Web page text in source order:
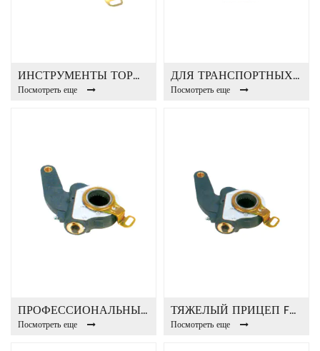
ИНСТРУМЕНТЫ ТОРМОЗА FA23001 РЕГУЛЯТОР АВТОЗАБИРАНИЯ
Посмотреть еще
ДЛЯ ТРАНСПОРТНЫХ ПРИЦЕПНЫХ АВТОМОБИЛЕЙ FA23002 АВТО РЕГУЛИРОВКА ЗАДВИЖЕНИЯ
Посмотреть еще
ПРОФЕССИОНАЛЬНЫЙ FA23003 РЕГУЛЯТОР АВТО ЗАБЛОКИРОВКИ
Посмотреть еще
ТЯЖЕЛЫЙ ПРИЦЕП FA23004 АВТО РЕГУЛИРОВКА ЗАДВИЖЕНИЯ
Посмотреть еще